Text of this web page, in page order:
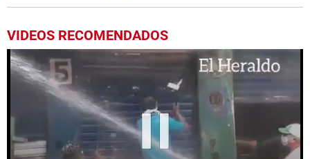
VIDEOS RECOMENDADOS